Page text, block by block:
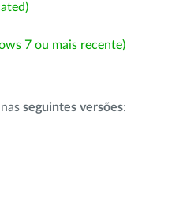
7 ou mais recente)
seguintes versões: